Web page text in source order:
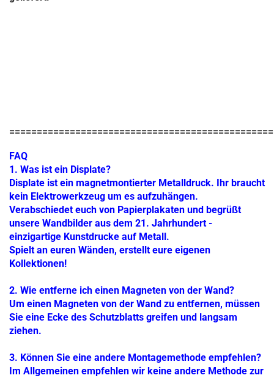
FAQ
1. Was ist ein Displate?
Displate ist ein magnetmontierter Metalldruck. Ihr braucht
kein Elektrowerkzeug um es aufzuhängen.
Verabschiedet euch von Papierplakaten und begrüßt
unsere Wandbilder aus dem 21. Jahrhundert -
einzigartige Kunstdrucke auf Metall.
Spielt an euren Wänden, erstellt eure eigenen
Kollektionen!
2. Wie entferne ich einen Magneten von der Wand?
Um einen Magneten von der Wand zu entfernen, müssen
Sie eine Ecke des Schutzblatts greifen und langsam
ziehen.
3. Können Sie eine andere Montagemethode empfehlen?
Im Allgemeinen empfehlen wir keine andere Methode zur